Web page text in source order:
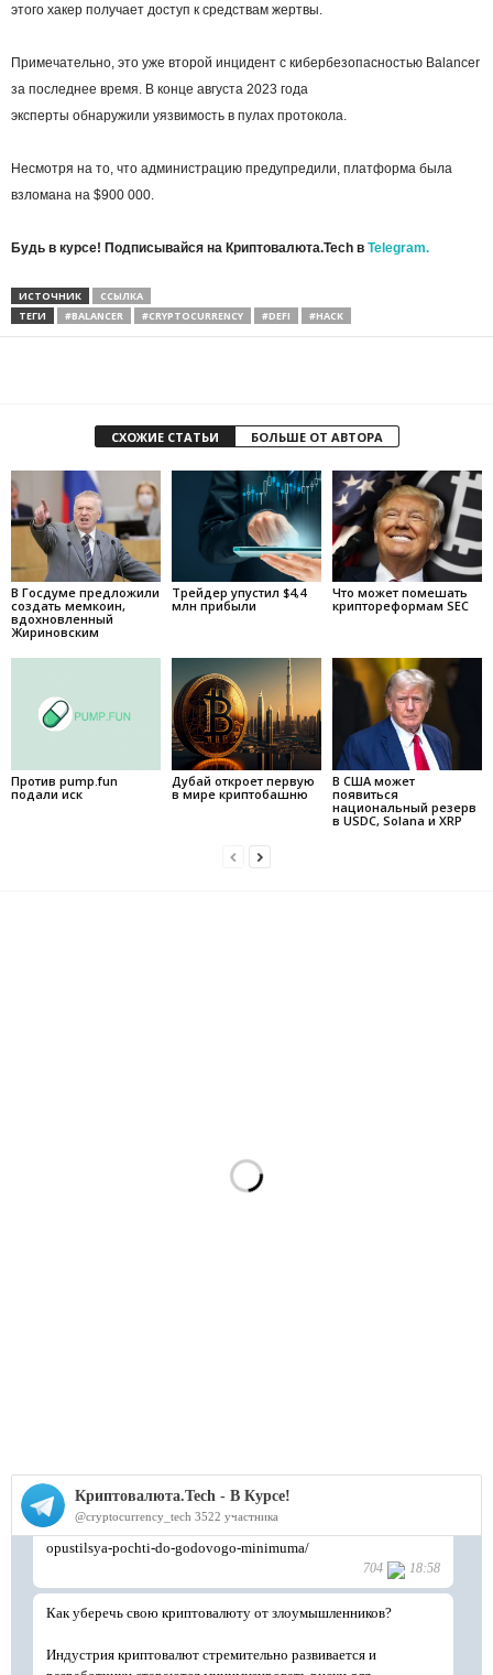
этого хакер получает доступ к средствам жертвы.
Примечательно, это уже второй инцидент с кибербезопасностью Balancer
за последнее время. В конце августа 2023 года
эксперты обнаружили уязвимость в пулах протокола.
Несмотря на то, что администрацию предупредили, платформа была
взломана на $900 000.
Будь в курсе! Подписывайся на Криптовалюта.Tech в Telegram.
ИСТОЧНИК
ССЫЛКА
ТЕГИ
#BALANCER #CRYPTOCURRENCY #DEFI #HACK
СХОЖИЕ СТАТЬИ БОЛЬШЕ ОТ АВТОРА
В Госдуме предложили
создать мемкоин,
вдохновленный
Жириновским
Трейдер упустил $4,4
млн прибыли
Что может помешать
криптореформам SEC
Против pump.fun
подали иск
Дубай откроет первую
в мире криптобашню
В США может
появиться
национальный резерв
в USDC, Solana и XRP